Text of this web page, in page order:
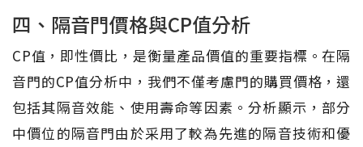
四、隔音門價格與CP值分析
CP值，即性價比，是衡量產品價值的重要指標。在隔
音門的CP值分析中，我們不僅考慮門的購買價格，還
包括其隔音效能、使用壽命等因素。分析顯示，部分
中價位的隔音門由於采用了較為先進的隔音技術和優